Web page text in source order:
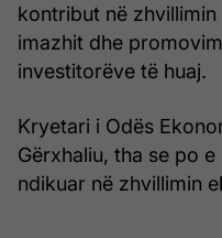
kontribut në
imazhit dhe
investitorëve të huaj.
Kryetari i Odës
Gërxhaliu, tha se po
ndikuar në zhvillimin